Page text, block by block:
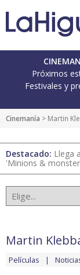
Próximos
Festivales y
Cinemanía > Martin
Destacado: Llega
'Minions &
Martin
Películas